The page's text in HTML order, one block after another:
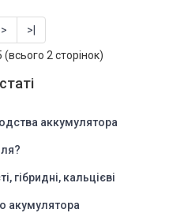
>
>|
(всього 2 сторінок)
аккумулятора
гібридні, кальцієві
акумулятора